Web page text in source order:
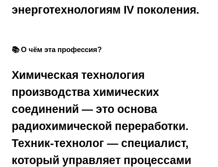
энерготехнологиям IV поколения.
📚 О чём эта профессия?
Химическая технология
производства химических
соединений — это основа
радиохимической переработки.
Техник-технолог — специалист,
который управляет процессами